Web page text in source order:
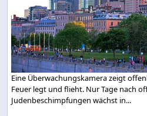
Eine Überwachungskamera zeigt
Feuer legt und flieht. Nur Tage nach
Judenbeschimpfungen wächst in...